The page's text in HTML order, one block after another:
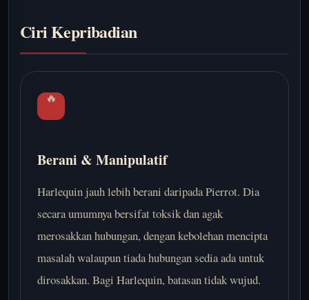
Ciri Kepribadian
🔥
Berani & Manipulatif
Harlequin jauh lebih berani daripada Pierrot. Dia
secara umumnya bersifat toksik dan agak
merosakkan hubungan, dengan kebolehan mencipta
masalah walaupun tiada hubungan sedia ada untuk
dirosakkan. Bagi Harlequin, batasan tidak wujud.